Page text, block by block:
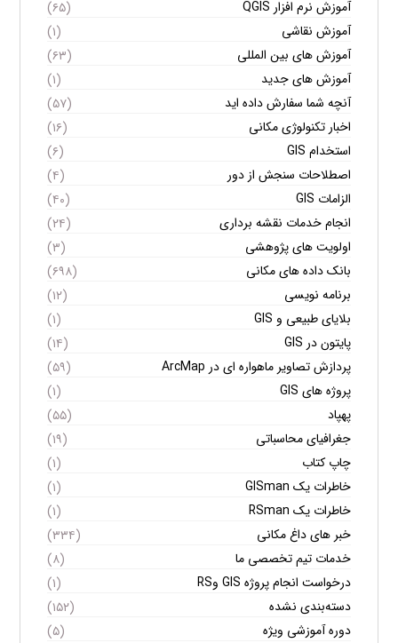
آموزش نرم افزار QGIS
(۶۵)
آموزش نقاشی
(۱)
آموزش های بین المللی
(۶۳)
آموزش های جدید
(۱)
آنچه شما سفارش داده اید
(۵۷)
اخبار تکنولوژی مکانی
(۱۶)
استخدام GIS
(۶)
اصطلاحات سنجش از دور
(۴)
الزامات GIS
(۴۰)
انجام خدمات نقشه برداری
(۲۴)
اولویت های پژوهشی
(۳)
بانک داده های مکانی
(۶۹۸)
برنامه نویسی
(۱۲)
بلایای طبیعی و GIS
(۱)
پایتون در GIS
(۱۴)
پردازش تصاویر ماهواره ای در ArcMap
(۵۹)
پروژه های GIS
(۱)
پهپاد
(۵۵)
جغرافیای محاسباتی
(۱۹)
چاپ کتاب
(۱)
خاطرات یک GISman
(۱)
خاطرات یک RSman
(۱)
خبر های داغ مکانی
(۳۳۴)
خدمات تیم تخصصی ما
(۸)
درخواست انجام پروژه GIS وRS
(۱)
دسته‌بندی نشده
(۱۵۲)
دوره آموزشی ویژه
(۵)